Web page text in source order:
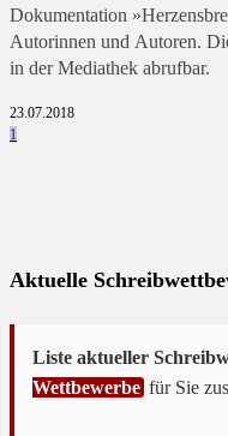
Dokumentation
Autorinnen und Autoren.
in der Mediathek abrufbar.
23.07.2018
1
Aktuelle
Liste aktueller
Wettbewerbe für Sie